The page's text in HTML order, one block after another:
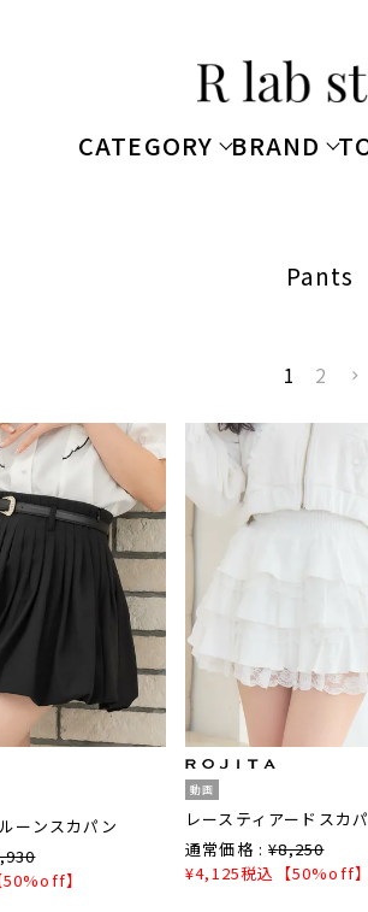
CATEGORY BRAND
Pants
1 2
ーンスカパン
50%off】
動画
レースティアードスカ
通常価格 : ¥8,250
¥4,125税込 【50%off】